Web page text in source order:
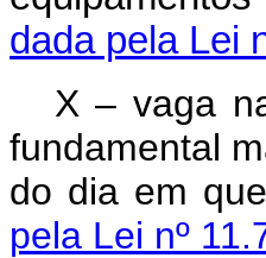
dada pela Lei
X – vaga
fundamental
do dia em
pela Lei nº